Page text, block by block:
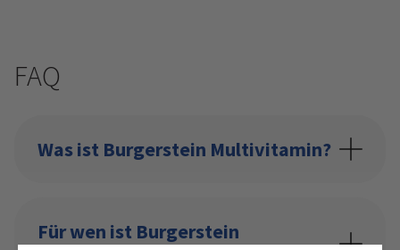
FAQ
Was ist Burgerstein Multivitamin?
Für wen ist Burgerstein